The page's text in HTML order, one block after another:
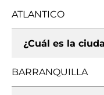
ATLANTICO
¿Cuál es la
BARRANQUILLA